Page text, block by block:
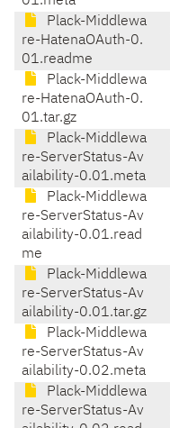
Plack-Middlewa
re-HatenaOAuth-0.
01.readme
Plack-Middlewa
re-HatenaOAuth-0.
01.tar.gz
Plack-Middlewa
re-ServerStatus-Av
ailability-0.01.meta
Plack-Middlewa
re-ServerStatus-Av
ailability-0.01.read
me
Plack-Middlewa
re-ServerStatus-Av
ailability-0.01.tar.gz
Plack-Middlewa
re-ServerStatus-Av
ailability-0.02.meta
Plack-Middlewa
re-ServerStatus-Av